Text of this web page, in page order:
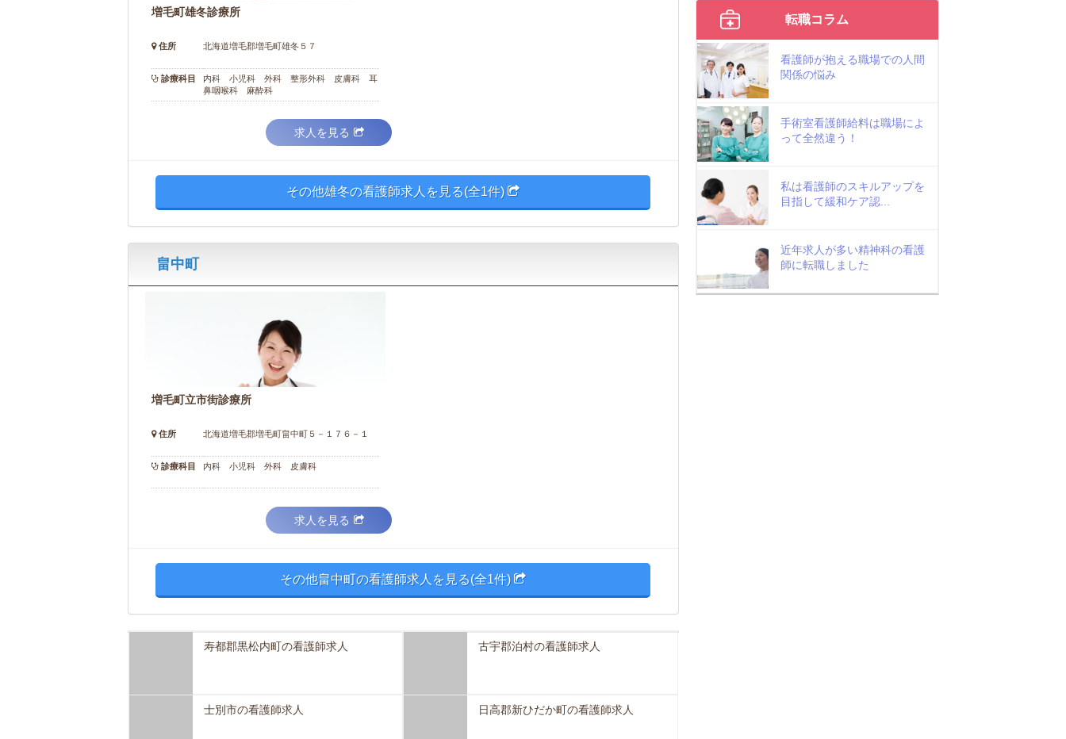
増毛町雄冬診療所
住所 北海道増毛郡増毛町雄冬５７
診療科目
内科 小児科 外科 整形外科 皮膚科 耳
鼻咽喉科 麻酔科
求人を見る
その他雄冬の看護師求人を見る(全1件)
畠中町
増毛町立市街診療所
住所 北海道増毛郡増毛町畠中町５－１７６－１
診療科目 内科 小児科 外科 皮膚科
求人を見る
その他畠中町の看護師求人を見る(全1件)
寿都郡黒松内町の看護師求人 古宇郡泊村の看護師求人
士別市の看護師求人 日高郡新ひだか町の看護師求人
転職コラム
看護師が抱える職場での人間
関係の悩み
手術室看護師給料は職場によ
って全然違う！
私は看護師のスキルアップを
目指して緩和ケア認...
近年求人が多い精神科の看護
師に転職しました